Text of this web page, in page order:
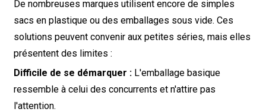
De nombreuses marques utilisent encore de simples
sacs en plastique ou des emballages sous vide. Ces
solutions peuvent convenir aux petites séries, mais elles
présentent des limites :
Difficile de se démarquer :L'emballage basique
ressemble à celui des concurrents et n'attire pas
l'attention.